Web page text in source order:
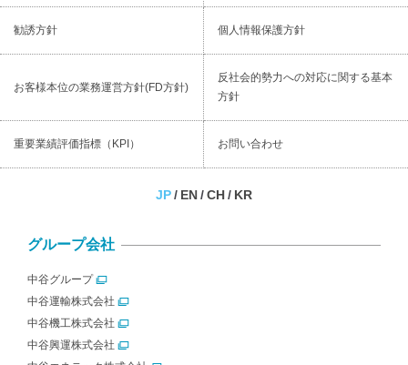
勧誘⽅針 個⼈情報保護⽅針
お客様本位の業務運営⽅針(FD⽅針)
反社会的勢⼒への対応に関する基本
⽅針
重要業績評価指標（KPI） お問い合わせ
JP EN CH KR
グループ会社
中谷グループ
中谷運輸株式会社
中谷機工株式会社
中谷興運株式会社